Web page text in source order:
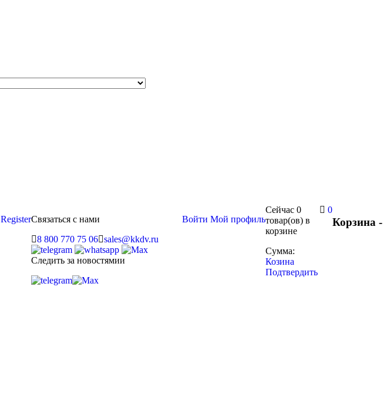
Корзина -
0
Сейчас 0
товар(ов) в
корзине
Сумма:
Козина
Подтвердить
Войти Мой профиль
Связаться с нами
8 800 770 75 06 sales@kkdv.ru
Следить за новостямии
Register